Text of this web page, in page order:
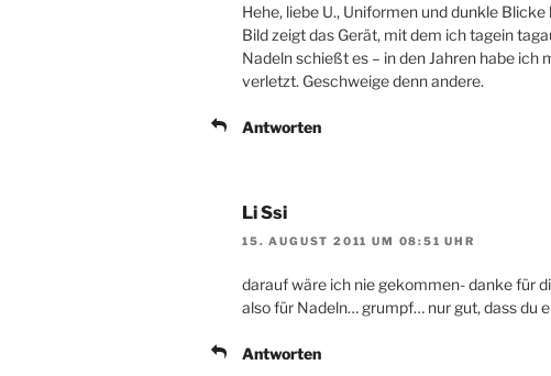
Hehe, liebe U., Uniformen und dunkle
Bild zeigt das Gerät, mit dem ich tagein
Nadeln schießt es – in den Jahren habe ich
verletzt. Geschweige denn andere.
Antworten
Li Ssi
15. AUGUST 2011 UM 08:51 UHR
darauf wäre ich nie gekommen- danke für
also für Nadeln… grumpf… nur gut, dass du
Antworten